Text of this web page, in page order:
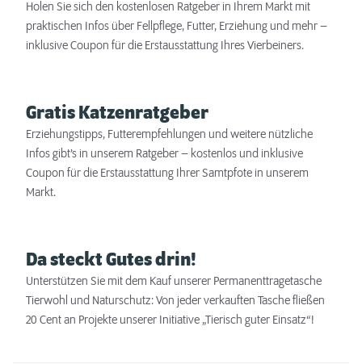
Holen Sie sich den kostenlosen Ratgeber in Ihrem Markt mit
praktischen Infos über Fellpflege, Futter, Erziehung und mehr –
inklusive Coupon für die Erstausstattung Ihres Vierbeiners.
Gratis Katzenratgeber
Erziehungstipps, Futterempfehlungen und weitere nützliche
Infos gibt’s in unserem Ratgeber – kostenlos und inklusive
Coupon für die Erstausstattung Ihrer Samtpfote in unserem
Markt.
Da steckt Gutes drin!
Unterstützen Sie mit dem Kauf unserer Permanenttragetasche
Tierwohl und Naturschutz: Von jeder verkauften Tasche fließen
20 Cent an Projekte unserer Initiative „Tierisch guter Einsatz“!